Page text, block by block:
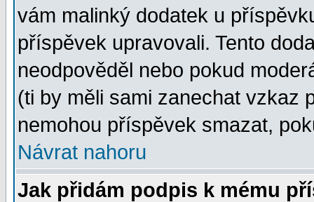
vám malinký dodatek u
příspěvek upravovali. Tento
neodpověděl nebo pokud
(ti by měli sami zanechat vzkaz
nemohou příspěvek smazat,
Návrat nahoru
Jak přidám podpis k mému